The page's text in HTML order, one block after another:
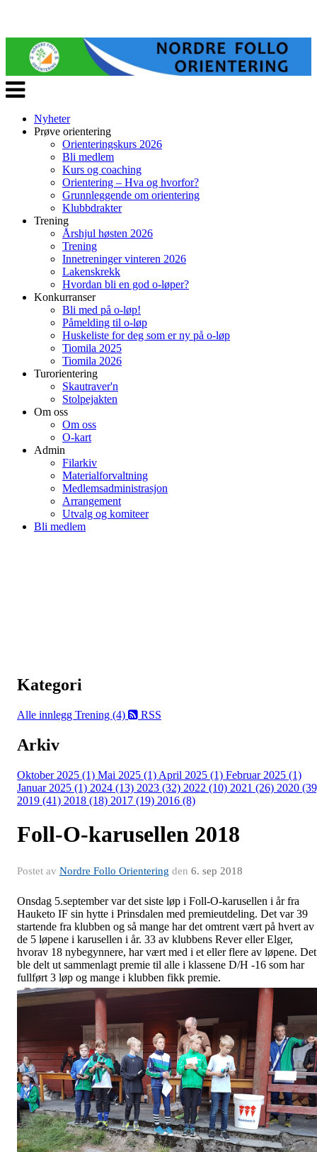
Veksle
navigasjon
Nyheter
Prøve orientering
Orienteringskurs 2026
Bli medlem
Kurs og coaching
Orientering – Hva og hvorfor?
Grunnleggende om orientering
Klubbdrakter
Trening
Årshjul høsten 2026
Trening
Innetreninger vinteren 2026
Lakenskrekk
Hvordan bli en god o-løper?
Konkurranser
Bli med på o-løp!
Påmelding til o-løp
Huskeliste for deg som er ny på o-løp
Tiomila 2025
Tiomila 2026
Turorientering
Skautraver'n
Stolpejakten
Om oss
Om oss
O-kart
Admin
Filarkiv
Materialforvaltning
Medlemsadministrasjon
Arrangement
Utvalg og komiteer
Bli medlem
Kategori
Alle innlegg Trening (4) RSS
Arkiv
Oktober 2025 (1) Mai 2025 (1) April 2025 (1) Februar 2025 (1)
Januar 2025 (1) 2024 (13) 2023 (32) 2022 (10) 2021 (26) 2020
2019 (41) 2018 (18) 2017 (19) 2016 (8)
Foll-O-karusellen 2018
Postet av Nordre Follo Orientering den 6. sep 2018
Onsdag 5.september var det siste løp i Foll-O-karusellen i år fra
Hauketo IF sin hytte i Prinsdalen med premieutdeling. Det var 39
startende fra klubben og så mange har det omtrent vært på hvert av
de 5 løpene i karusellen i år. 33 av klubbens Rever eller Elger,
hvorav 18 nybegynnere, har vært med i et eller flere av løpene. Det
ble delt ut sammenlagt premie til alle i klassene D/H -16 som har
fullført 3 løp og mange i klubben fikk premie.